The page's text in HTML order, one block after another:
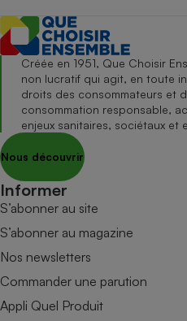
Créée en 1951, Que Choisir
non lucratif qui agit, en toute
droits des consommateurs et
consommation responsable,
enjeux sanitaires, sociétaux et
Nous découvrir
Informer
S’abonner au site
S’abonner au magazine
Nos newsletters
Commander une parution
Appli Quel Produit